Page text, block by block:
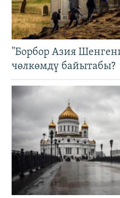
"Борбор Азия
чөлкөмдү байытабы?